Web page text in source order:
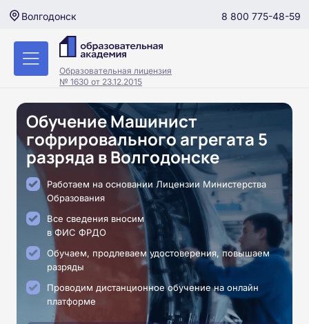
Волгодонск 8 800 775-48-59
Образовательная лицензия
№ 1630 от 23.12.2015
Обучение Машинист
гофрировального агрегата 5
разряда в Волгодонске
Работаем на основании Лицензии Министерства
Образования
Все сведения вносим
в ФИС ФРДО
Обучаем, продлеваем удостоверения, повышаем
разряды
Проводим дистанционное обучение на онлайн
платформе